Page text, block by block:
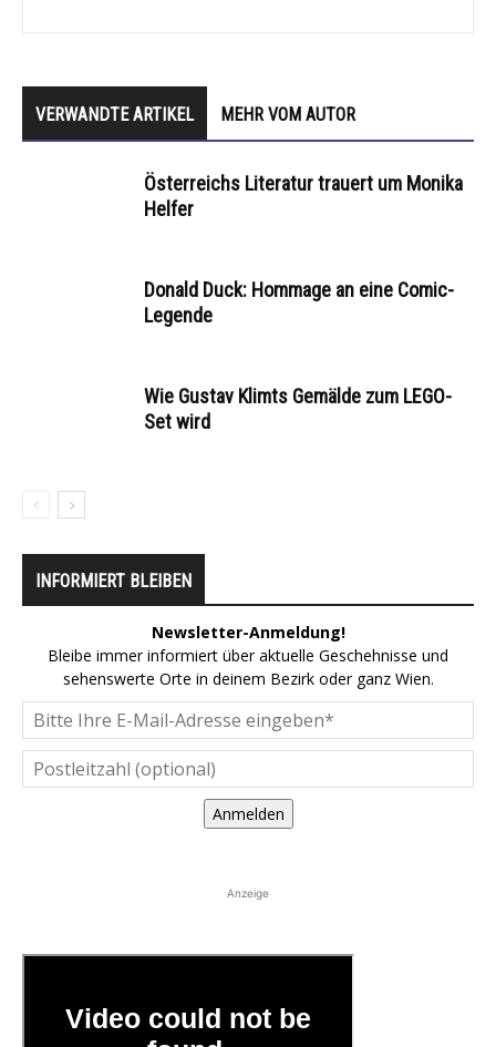
VERWANDTE ARTIKEL MEHR VOM AUTOR
Österreichs Literatur trauert um Monika
Helfer
Donald Duck: Hommage an eine Comic-
Legende
Wie Gustav Klimts Gemälde zum LEGO-
Set wird
INFORMIERT BLEIBEN
Newsletter-Anmeldung!
Bleibe immer informiert über aktuelle Geschehnisse und
sehenswerte Orte in deinem Bezirk oder ganz Wien.
Anmelden
Anzeige